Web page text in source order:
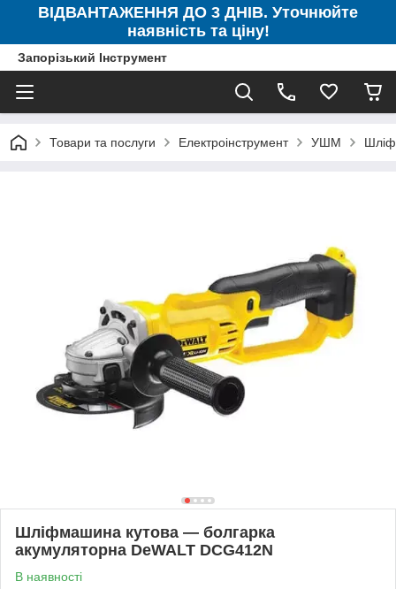
ВІДВАНТАЖЕННЯ ДО 3 ДНІВ. Уточнюйте
наявність та ціну!
Запорізький Інструмент
Товари та послуги Електроінструмент УШМ
Шліфмашина кутова — болгарка
акумуляторна DeWALT DCG412N
В наявності